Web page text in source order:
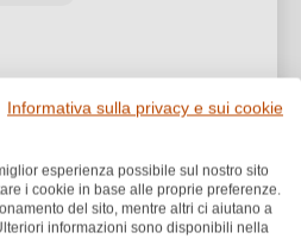
€
€/L (0,75 L)
1
Informativa sulla privacy e sui cookie
esperienza possibile sul nostro sito
i cookie in base alle proprie preferenze.
del sito, mentre altri ci aiutano a
informazioni sono disponibili nella